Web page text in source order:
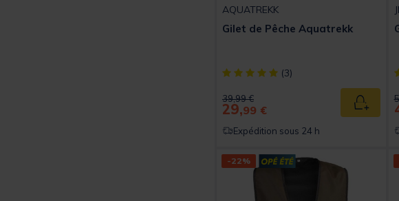
AQUATREKK
Gilet de Pêche Aquatrekk
[object Object] out of 5 Customer
(3)
Price reduced from
39,99 €to
29,99 € Ajouter
Expédition sous 24 h
-22%